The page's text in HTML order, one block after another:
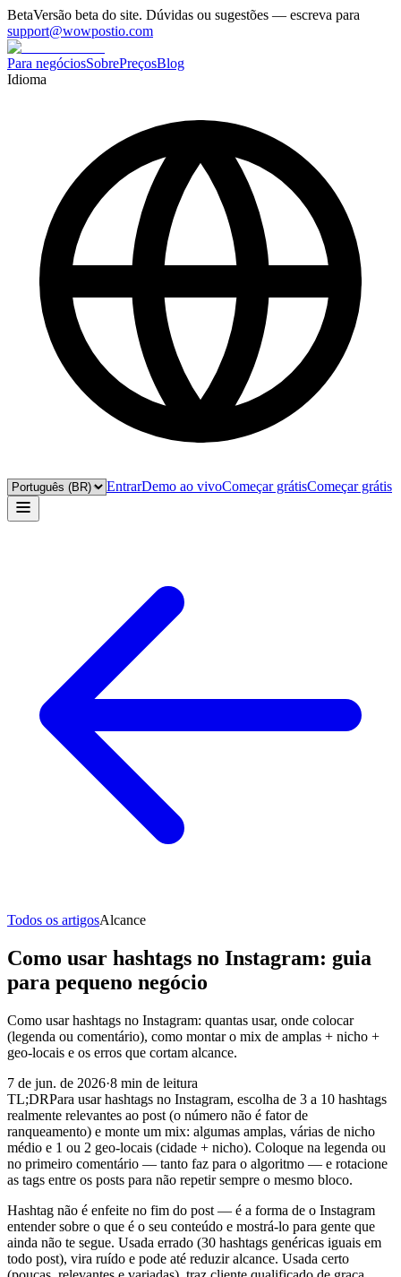
BetaVersão beta do site. Dúvidas ou sugestões — escreva para
support@wowpostio.com
Para negóciosSobrePreçosBlog
Idioma
EntrarDemo ao vivoComeçar grátisComeçar grátis
Todos os artigosAlcance
Como usar hashtags no Instagram: guia
para pequeno negócio
Como usar hashtags no Instagram: quantas usar, onde colocar
(legenda ou comentário), como montar o mix de amplas + nicho +
geo-locais e os erros que cortam alcance.
7 de jun. de 2026·8 min de leitura
TL;DRPara usar hashtags no Instagram, escolha de 3 a 10 hashtags
realmente relevantes ao post (o número não é fator de
ranqueamento) e monte um mix: algumas amplas, várias de nicho
médio e 1 ou 2 geo-locais (cidade + nicho). Coloque na legenda ou
no primeiro comentário — tanto faz para o algoritmo — e rotacione
as tags entre os posts para não repetir sempre o mesmo bloco.
Hashtag não é enfeite no fim do post — é a forma de o Instagram
entender sobre o que é o seu conteúdo e mostrá-lo para gente que
ainda não te segue. Usada errado (30 hashtags genéricas iguais em
todo post), vira ruído e pode até reduzir alcance. Usada certo